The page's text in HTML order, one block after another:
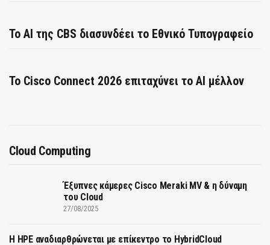
Το AI της CBS διασυνδέει το Εθνικό Τυπογραφείο
Το Cisco Connect 2026 επιταχύνει το AI μέλλον
Cloud Computing
Έξυπνες κάμερες Cisco Meraki MV & η δύναμη
του Cloud
27/08/2025
H HPE αναδιαρθρώνεται με επίκεντρο το HybridCloud